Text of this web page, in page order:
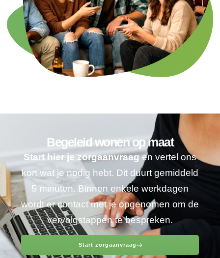
Begeleid wonen op maat
Start hier je zorgaanvraagen vertel ons
kort wat je nodig hebt. Dit duurt gemiddeld
5 minuten. Binnen enkele werkdagen
wordt er contact met je opgenomen om de
vervolgstappen te bespreken.
Start zorgaanvraag